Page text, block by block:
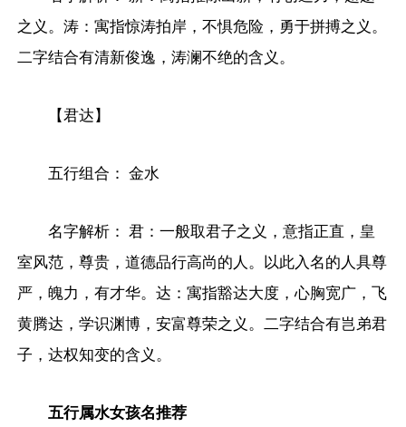
之义。涛：寓指惊涛拍岸，不惧危险，勇于拼搏之义。
二字结合有清新俊逸，涛澜不绝的含义。
【君达】
五行组合： 金水
名字解析： 君：一般取君子之义，意指正直，皇
室风范，尊贵，道德品行高尚的人。以此入名的人具尊
严，魄力，有才华。达：寓指豁达大度，心胸宽广，飞
黄腾达，学识渊博，安富尊荣之义。二字结合有岂弟君
子，达权知变的含义。
五行属水女孩名推荐